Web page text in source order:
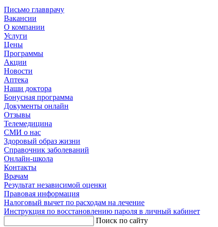
Письмо главврачу
Вакансии
О компании
Услуги
Цены
Программы
Акции
Новости
Аптека
Наши доктора
Бонусная программа
Документы онлайн
Отзывы
Телемедицина
СМИ о нас
Здоровый образ жизни
Справочник заболеваний
Онлайн-школа
Контакты
Врачам
Результат независимой оценки
Правовая информация
Налоговый вычет по расходам на лечение
Инструкция по восстановлению пароля в личный кабинет
Поиск по сайту